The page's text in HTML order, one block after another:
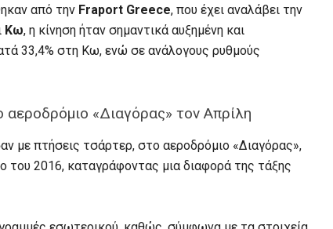
από την Fraport Greece, που έχει αναλάβει την
Κω, η κίνηση ήταν σημαντικά αυξημένη και
33,4% στη Κω, ενώ σε ανάλογους ρυθμούς
«Διαγόρας» τον Απρίλη
με πτήσεις τσάρτερ, στο αεροδρόμιο «Διαγόρας»,
του 2016, καταγράφοντας μια διαφορά της τάξης